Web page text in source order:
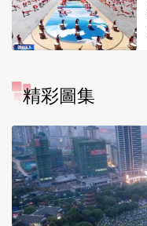
精彩圖集